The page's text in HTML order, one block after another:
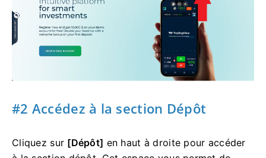
#2 Accédez à la section Dépôt
Cliquez sur [Dépôt] en haut à droite pour accéder